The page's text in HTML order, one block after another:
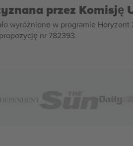
przez Komisję
wyróżnione w programie
nr 782393.